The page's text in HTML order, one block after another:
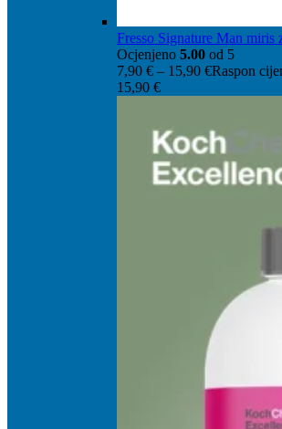
Fresso Signature Man miris
Ocjenjeno 5.00 od 5
7,90 € – 15,90 €Raspon
15,90 €